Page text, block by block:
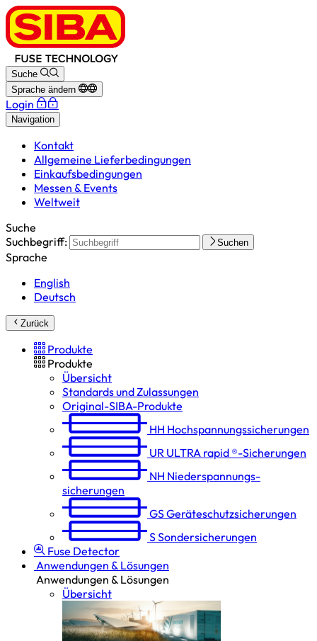
Suche
Sprache ändern
Login
Navigation
Kontakt
Allgemeine Lieferbedingungen
Einkaufsbedingungen
Messen & Events
Weltweit
Suche
Suchbegriff:
Suchen
Sprache
English
Deutsch
Zurück
Produkte
Produkte
Übersicht
Standards und Zulassungen
Original-SIBA-Produkte
HH Hochspannungs­sicherungen
UR ULTRA rapid ®-Sicherungen
NH Niederspannungs­
sicherungen
GSGeräteschutz­sicherungen
SSondersicherungen
Fuse Detector
Anwendungen & Lösungen
Anwendungen & Lösungen
Übersicht